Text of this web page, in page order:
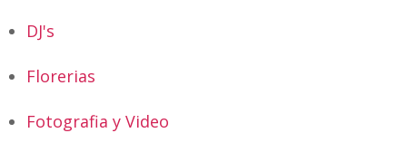
DJ's
Florerias
Fotografia y Video